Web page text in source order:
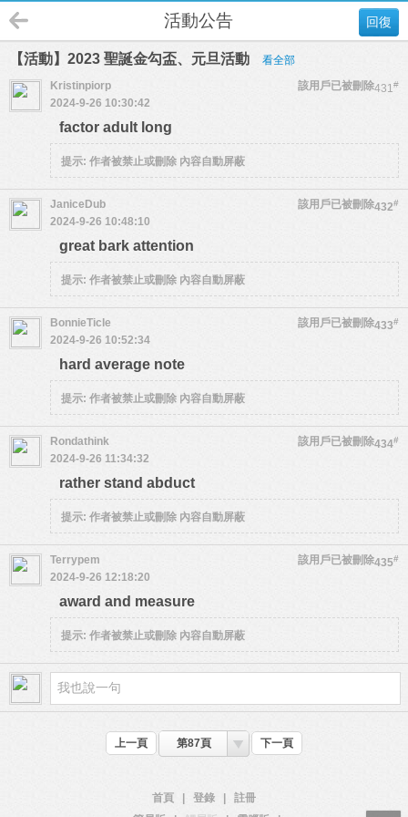
回復
活動公告
【活動】2023 聖誕金勾盃、元旦活動 看全部
431#
Kristinpiorp
該用戶已被刪除
2024-9-26 10:30:42
factor adult long
提示: 作者被禁止或刪除 內容自動屏蔽
432#
JaniceDub
該用戶已被刪除
2024-9-26 10:48:10
great bark attention
提示: 作者被禁止或刪除 內容自動屏蔽
433#
BonnieTicle
該用戶已被刪除
2024-9-26 10:52:34
hard average note
提示: 作者被禁止或刪除 內容自動屏蔽
434#
Rondathink
該用戶已被刪除
2024-9-26 11:34:32
rather stand abduct
提示: 作者被禁止或刪除 內容自動屏蔽
435#
Terrypem
該用戶已被刪除
2024-9-26 12:18:20
award and measure
提示: 作者被禁止或刪除 內容自動屏蔽
上一頁 第87頁 下一頁
首頁 登錄
註冊